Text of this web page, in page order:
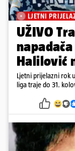
LJETNI
UŽIVO
Halilović
Ljetni prijelazni rok
liga traje do 31.